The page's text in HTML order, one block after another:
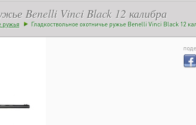
Benelli Vinci Black 12 калибра
ружья Гладкоствольное охотничье ружье Benelli Vinci Black 12